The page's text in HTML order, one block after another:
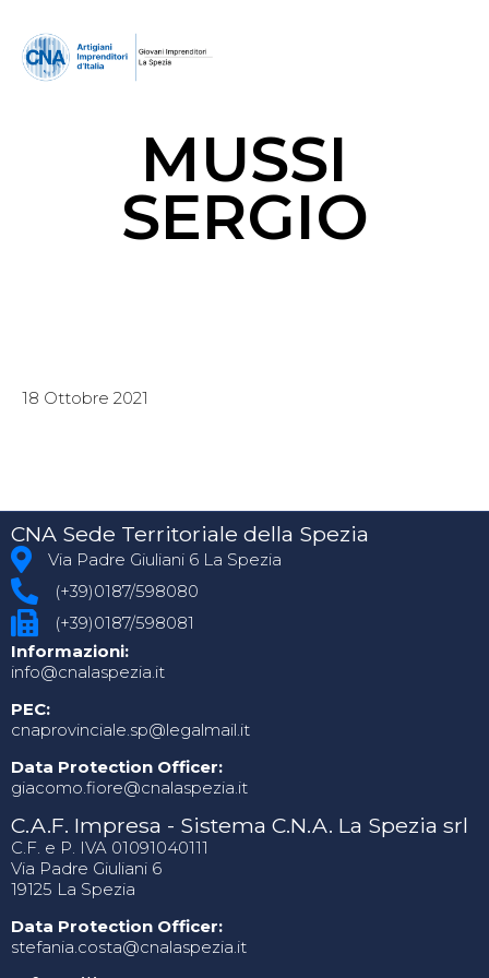
MUSSI
SERGIO
18 Ottobre 2021
CNA Sede Territoriale della Spezia
Via Padre Giuliani 6 La Spezia
(+39)0187/598080
(+39)0187/598081
Informazioni:
info@cnalaspezia.it
PEC:
cnaprovinciale.sp@legalmail.it
Data Protection Officer:
giacomo.fiore@cnalaspezia.it
C.A.F. Impresa - Sistema C.N.A. La Spezia srl
C.F. e P. IVA 01091040111
Via Padre Giuliani 6
19125 La Spezia
Data Protection Officer:
stefania.costa@cnalaspezia.it